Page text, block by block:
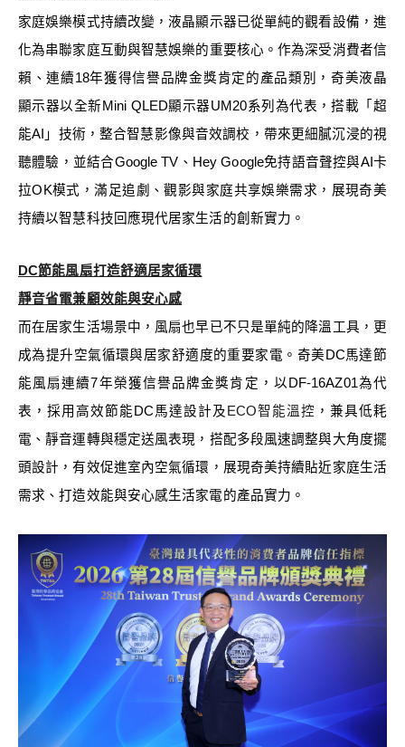
家庭娛樂模式持續改變，液晶顯示器已從單純的觀看設備，進
化為串聯家庭互動與智慧娛樂的重要核心。作為深受消費者信
賴、連續18年獲得信譽品牌金獎肯定的產品類別，奇美液晶
顯示器以全新Mini QLED顯示器UM20系列為代表，搭載「超
能AI」技術，整合智慧影像與音效調校，帶來更細膩沉浸的視
聽體驗，並結合Google TV、Hey Google免持語音聲控與AI卡
拉OK模式，滿足追劇、觀影與家庭共享娛樂需求，展現奇美
持續以智慧科技回應現代居家生活的創新實力。
DC節能風扇打造舒適居家循環
靜音省電兼顧效能與安心感
而在居家生活場景中，風扇也早已不只是單純的降溫工具，更
成為提升空氣循環與居家舒適度的重要家電。奇美DC馬達節
能風扇連續7年榮獲信譽品牌金獎肯定，以DF-16AZ01為代
表，採用高效節能DC馬達設計 及 ECO智能溫控 ，兼具低耗
電、靜音運轉與穩定送風表現，搭配多段風速調整與大角度擺
頭設計，有效促進室內空氣循環，展現奇美持續貼近家庭生活
需求、打造效能與安心感生活家電的產品實力。